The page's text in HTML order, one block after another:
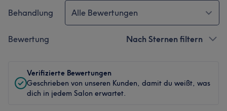
Behandlung Alle Bewertungen
Bewertung Nach Sternen filtern
Verifizierte Bewertungen
Geschrieben von unseren Kunden, damit du weißt, was
dich in jedem Salon erwartet.